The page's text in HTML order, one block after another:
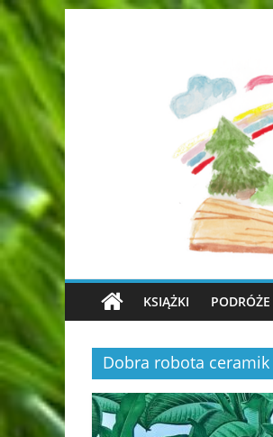
KSIĄŻKI PODRÓŻE
Dobra robota ceramik